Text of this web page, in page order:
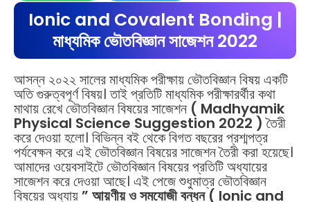
Ionic and Covalent Bonding |
মাধ্যমিক ভৌতবিজ্ঞান সাজেশন 2022
আসন্ন ২০২২ সালের মাধ্যমিক পরীক্ষায় ভৌতবিজ্ঞান বিষয় একটি
অতি গুরুত্বপূর্ণ বিষয়। তাই প্রতিটি মাধ্যমিক পরীক্ষারর্থীর কথা
মাথায় রেখে ভৌতবিজ্ঞান বিষয়ের সাজেশন ( Madhyamik
Physical Science Suggestion 2022 )তৈরী
করে দেওয়া হলো। বিভিন্ন বই থেকে বিগত বছরের প্রশ্মপত্র
পর্যবেক্ষন করে এই ভৌতবিজ্ঞান বিষয়ের সাজেশন তৈরী করা হয়েছে।
আমাদের ওয়েবসাইটে ভৌতবিজ্ঞান বিষয়ের প্রতিটি অধ্যায়ের
সাজেশন করে দেওয়া আছে। এই পেজে শুধুমাত্র ভৌতবিজ্ঞান
বিষয়ের অধ্যায় ” আয়ণীয় ও সমযোজী বন্ধন ( Ionic and